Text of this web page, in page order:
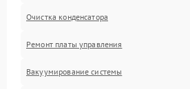
Очистка конденсатора
Ремонт платы управления
Вакуумирование системы